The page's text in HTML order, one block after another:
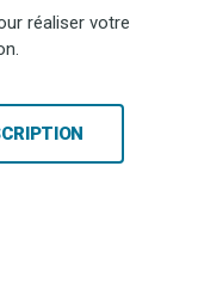
réaliser votre